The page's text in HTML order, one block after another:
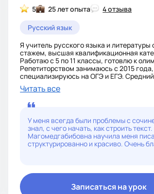
5 25 лет опыта
4 отзыва
Русский язык
Я учитель русского языка и литературы
стажем, высшая квалификационная
Работаю с 5 по 11 классы, готовлю к
Репетиторством занимаюсь с 2015 года,
специализируюсь на ОГЭ и ЕГЭ.
учеников — 80+. Нахожу
каждому, объясняю просто и доступно.
Читать все
У меня всегда были проблемы с
знал, с чего начать, как строить
Магомедгабибовна научила меня
структурированно и красиво. Очень
Записаться на урок